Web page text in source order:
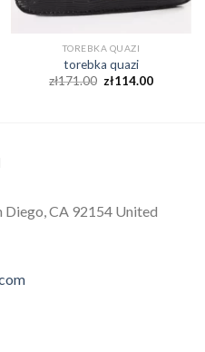
TOREBKA QUAZI
torebka quazi
zł171.00 zł114.00
Diego, CA 92154 United